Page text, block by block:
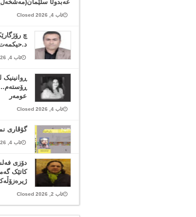
عەبدوڵا
ئاب 4, 2026 Closed
چ
ئاب 4, 2026 Closed
عومەر
ئاب 4, 2026 Closed
گۆڤاری نما
ئاب 4, 2026 Closed
کاتێک
ئاب 2, 2026 Closed